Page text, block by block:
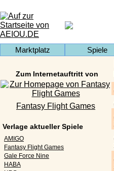
Marktplatz Spiele
Zum Internetauftritt von
Fantasy Flight Games
Verlage aktueller Spiele
AMIGO
Fantasy Flight Games
Gale Force Nine
HABA